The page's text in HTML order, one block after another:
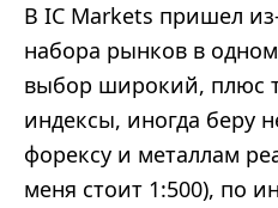
В IC Markets пришел
набора рынков в
выбор широкий, плюс
индексы, иногда беру
форексу и металлам
меня стоит 1:500), по